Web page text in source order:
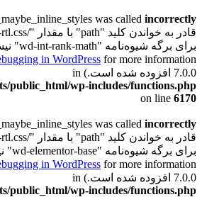
was called incorrectly
برای برگه شیوه‌نامه "wd-int-rank-math" نیستیم. Please see
in WordPress
7.0.0 افزوده شده است.) in
public_html/wp-includes/functions.php
on line 6170
was called incorrectly
برای برگه شیوه‌نامه "wd-elementor-base" نیستیم. Please see
in WordPress
7.0.0 افزوده شده است.) in
public_html/wp-includes/functions.php